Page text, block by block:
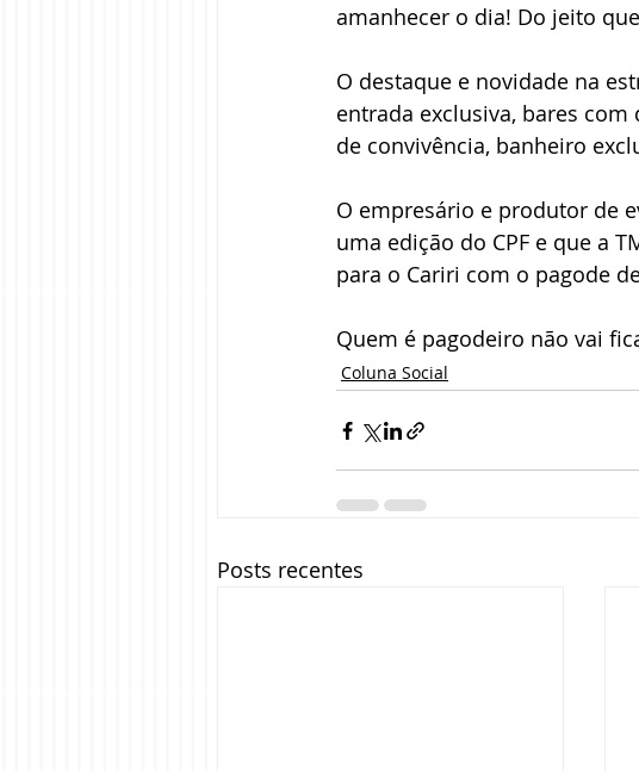
amanhecer o dia! Do jeito
O destaque e novidade na
entrada exclusiva, bares
de convivência, banheiro
O empresário e produtor de
uma edição do CPF e que a
para o Cariri com o pagode
Quem é pagodeiro não vai
Coluna Social
Posts recentes